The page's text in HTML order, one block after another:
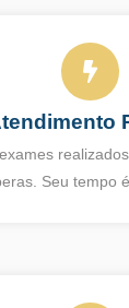
Seu tempo